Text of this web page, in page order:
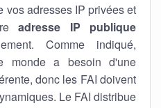
vos adresses IP privées et
adresse IP publique
Comme indiqué,
monde a besoin d'une
donc les FAI doivent
Le FAI distribue